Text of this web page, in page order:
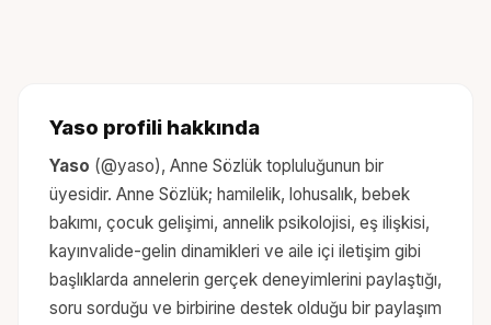
Yaso profili hakkında
Yaso (@yaso), Anne Sözlük topluluğunun bir
üyesidir. Anne Sözlük; hamilelik, lohusalık, bebek
bakımı, çocuk gelişimi, annelik psikolojisi, eş ilişkisi,
kayınvalide-gelin dinamikleri ve aile içi iletişim gibi
başlıklarda annelerin gerçek deneyimlerini paylaştığı,
soru sorduğu ve birbirine destek olduğu bir paylaşım